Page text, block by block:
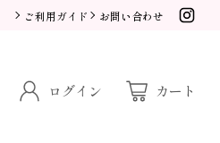
ご利用ガイド お問い合わせ
ログイン カート